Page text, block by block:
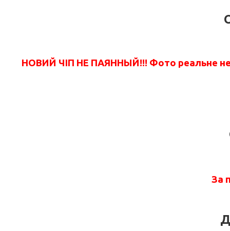
НОВИЙ ЧІП НЕ ПАЯННЫЙ!!! Фото реальне
За